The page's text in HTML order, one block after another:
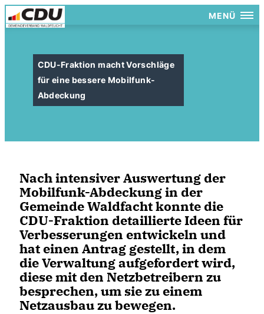
MENÜ
CDU-Fraktion macht Vorschläge
für eine bessere Mobilfunk-
Abdeckung
Nach intensiver Auswertung der
Mobilfunk-Abdeckung in der
Gemeinde Waldfacht konnte die
CDU-Fraktion detaillierte Ideen für
Verbesserungen entwickeln und
hat einen Antrag gestellt, in dem
die Verwaltung aufgefordert wird,
diese mit den Netzbetreibern zu
besprechen, um sie zu einem
Netzausbau zu bewegen.